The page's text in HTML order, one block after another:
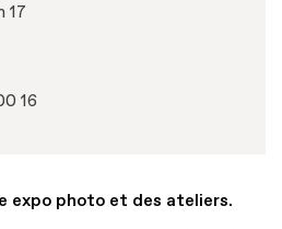
17
16
expo photo et des ateliers.